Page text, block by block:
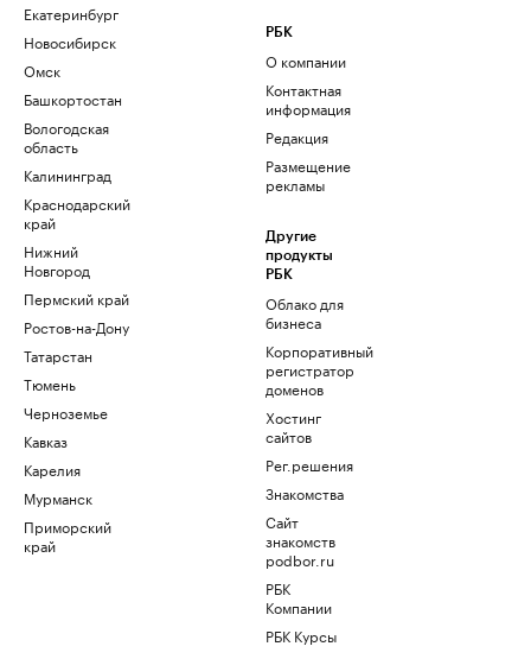
Екатеринбург
Новосибирск
Омск
Башкортостан
Вологодская
область
Калининград
Краснодарский
край
Нижний
Новгород
Пермский край
Ростов-на-Дону
Татарстан
Тюмень
Черноземье
Кавказ
Карелия
Мурманск
Приморский
край
РБК
О компании
Контактная
информация
Редакция
Размещение
рекламы
Другие
продукты
РБК
Облако для
бизнеса
Корпоративный
регистратор
доменов
Хостинг
сайтов
Рег.решения
Знакомства
Сайт
знакомств
podbor.ru
РБК
Компании
РБК Курсы